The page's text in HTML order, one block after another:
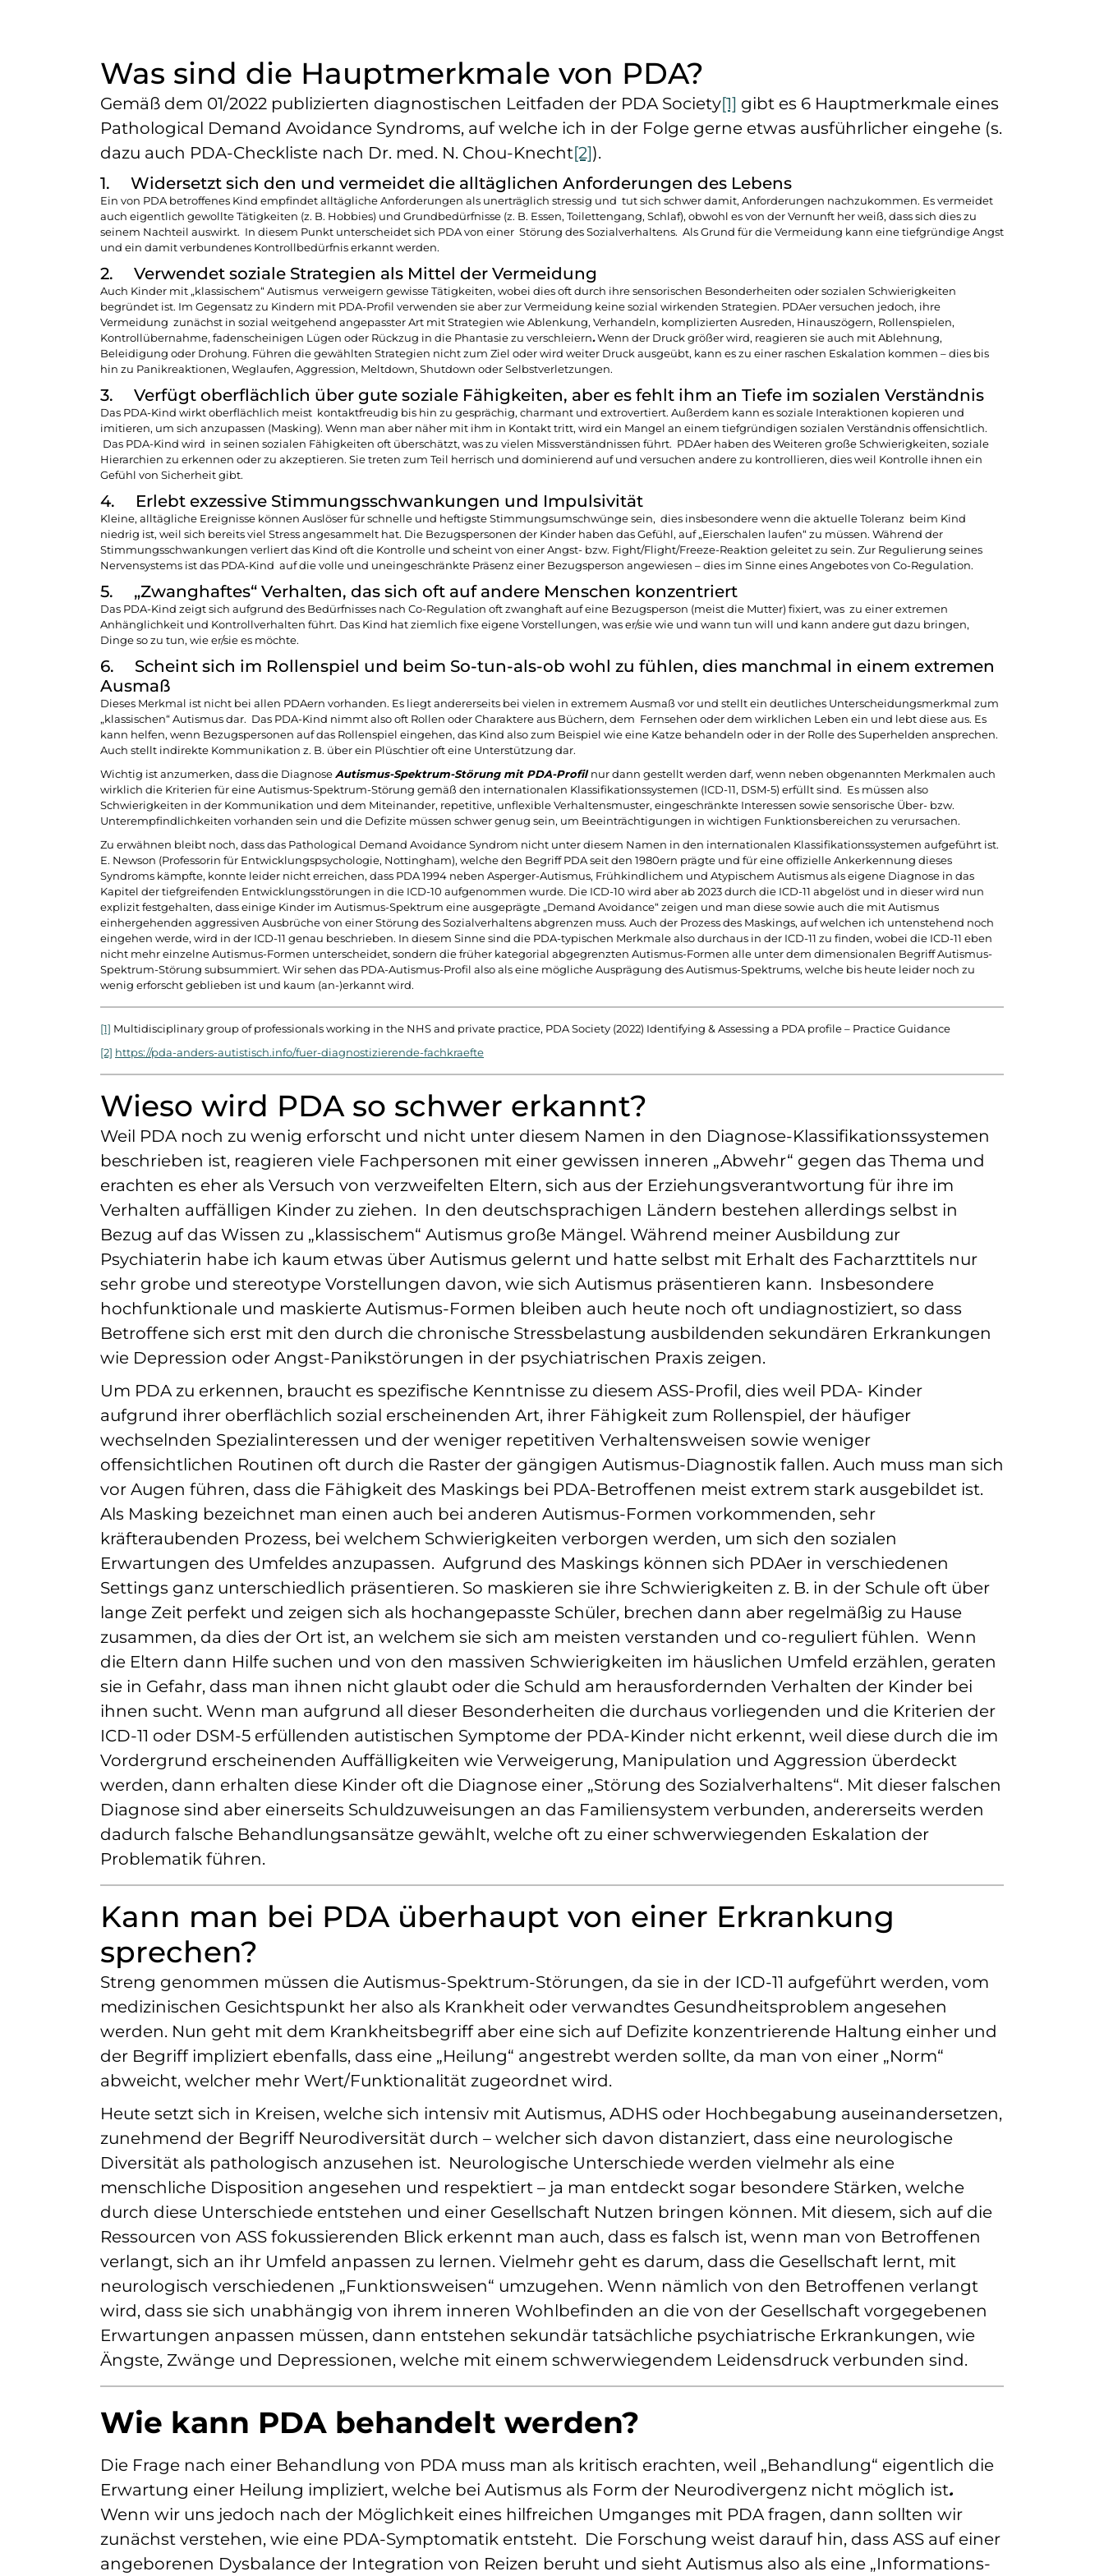
Was sind die Hauptmerkmale von PDA?
Gemäß dem 01/2022 publizierten diagnostischen Leitfaden der PDA Society[1] gibt es 6 Hauptmerkmale eines
Pathological Demand Avoidance Syndroms, auf welche ich in der Folge gerne etwas ausführlicher eingehe (s.
dazu auch PDA-Checkliste nach Dr. med. N. Chou-Knecht[2]).
1. Widersetzt sich den und vermeidet die alltäglichen Anforderungen des Lebens
Ein von PDA betroffenes Kind empfindet alltägliche Anforderungen als unerträglich stressig und tut sich schwer damit, Anforderungen nachzukommen. Es vermeidet
auch eigentlich gewollte Tätigkeiten (z. B. Hobbies) und Grundbedürfnisse (z. B. Essen, Toilettengang, Schlaf), obwohl es von der Vernunft her weiß, dass sich dies zu
seinem Nachteil auswirkt. In diesem Punkt unterscheidet sich PDA von einer Störung des Sozialverhaltens. Als Grund für die Vermeidung kann eine tiefgründige Angst
und ein damit verbundenes Kontrollbedürfnis erkannt werden.
2. Verwendet soziale Strategien als Mittel der Vermeidung
Auch Kinder mit „klassischem“ Autismus verweigern gewisse Tätigkeiten, wobei dies oft durch ihre sensorischen Besonderheiten oder sozialen Schwierigkeiten
begründet ist. Im Gegensatz zu Kindern mit PDA-Profil verwenden sie aber zur Vermeidung keine sozial wirkenden Strategien. PDAer versuchen jedoch, ihre
Vermeidung zunächst in sozial weitgehend angepasster Art mit Strategien wie Ablenkung, Verhandeln, komplizierten Ausreden, Hinauszögern, Rollenspielen,
Kontrollübernahme, fadenscheinigen Lügen oder Rückzug in die Phantasie zu verschleiern.Wenn der Druck größer wird, reagieren sie auch mit Ablehnung,
Beleidigung oder Drohung. Führen die gewählten Strategien nicht zum Ziel oder wird weiter Druck ausgeübt, kann es zu einer raschen Eskalation kommen – dies bis
hin zu Panikreaktionen, Weglaufen, Aggression, Meltdown, Shutdown oder Selbstverletzungen.
3. Verfügt oberflächlich über gute soziale Fähigkeiten, aber es fehlt ihm an Tiefe im sozialen Verständnis
Das PDA-Kind wirkt oberflächlich meist kontaktfreudig bis hin zu gesprächig, charmant und extrovertiert. Außerdem kann es soziale Interaktionen kopieren und
imitieren, um sich anzupassen (Masking). Wenn man aber näher mit ihm in Kontakt tritt, wird ein Mangel an einem tiefgründigen sozialen Verständnis offensichtlich.
Das PDA-Kind wird in seinen sozialen Fähigkeiten oft überschätzt, was zu vielen Missverständnissen führt. PDAer haben des Weiteren große Schwierigkeiten, soziale
Hierarchien zu erkennen oder zu akzeptieren. Sie treten zum Teil herrisch und dominierend auf und versuchen andere zu kontrollieren, dies weil Kontrolle ihnen ein
Gefühl von Sicherheit gibt.
4. Erlebt exzessive Stimmungsschwankungen und Impulsivität
Kleine, alltägliche Ereignisse können Auslöser für schnelle und heftigste Stimmungsumschwünge sein, dies insbesondere wenn die aktuelle Toleranz beim Kind
niedrig ist, weil sich bereits viel Stress angesammelt hat. Die Bezugspersonen der Kinder haben das Gefühl, auf „Eierschalen laufen“ zu müssen. Während der
Stimmungsschwankungen verliert das Kind oft die Kontrolle und scheint von einer Angst- bzw. Fight/Flight/Freeze-Reaktion geleitet zu sein. Zur Regulierung seines
Nervensystems ist das PDA-Kind auf die volle und uneingeschränkte Präsenz einer Bezugsperson angewiesen – dies im Sinne eines Angebotes von Co-Regulation.
5. „Zwanghaftes“ Verhalten, das sich oft auf andere Menschen konzentriert
Das PDA-Kind zeigt sich aufgrund des Bedürfnisses nach Co-Regulation oft zwanghaft auf eine Bezugsperson (meist die Mutter) fixiert, was zu einer extremen
Anhänglichkeit und Kontrollverhalten führt. Das Kind hat ziemlich fixe eigene Vorstellungen, was er/sie wie und wann tun will und kann andere gut dazu bringen,
Dinge so zu tun, wie er/sie es möchte.
6. Scheint sich im Rollenspiel und beim So-tun-als-ob wohl zu fühlen, dies manchmal in einem extremen
Ausmaß
Dieses Merkmal ist nicht bei allen PDAern vorhanden. Es liegt andererseits bei vielen in extremem Ausmaß vor und stellt ein deutliches Unterscheidungsmerkmal zum
„klassischen“ Autismus dar. Das PDA-Kind nimmt also oft Rollen oder Charaktere aus Büchern, dem Fernsehen oder dem wirklichen Leben ein und lebt diese aus. Es
kann helfen, wenn Bezugspersonen auf das Rollenspiel eingehen, das Kind also zum Beispiel wie eine Katze behandeln oder in der Rolle des Superhelden ansprechen.
Auch stellt indirekte Kommunikation z. B. über ein Plüschtier oft eine Unterstützung dar.
Wichtig ist anzumerken, dass die DiagnoseAutismus-Spektrum-Störung mit PDA-Profilnur dann gestellt werden darf, wenn neben obgenannten Merkmalen auch
wirklich die Kriterien für eine Autismus-Spektrum-Störung gemäß den internationalen Klassifikationssystemen (ICD-11, DSM-5) erfüllt sind. Es müssen also
Schwierigkeiten in der Kommunikation und dem Miteinander, repetitive, unflexible Verhaltensmuster, eingeschränkte Interessen sowie sensorische Über- bzw.
Unterempfindlichkeiten vorhanden sein und die Defizite müssen schwer genug sein, um Beeinträchtigungen in wichtigen Funktionsbereichen zu verursachen.
Zu erwähnen bleibt noch, dass das Pathological Demand Avoidance Syndrom nicht unter diesem Namen in den internationalen Klassifikationssystemen aufgeführt ist.
E. Newson (Professorin für Entwicklungspsychologie, Nottingham), welche den Begriff PDA seit den 1980ern prägte und für eine offizielle Ankerkennung dieses
Syndroms kämpfte, konnte leider nicht erreichen, dass PDA 1994 neben Asperger-Autismus, Frühkindlichem und Atypischem Autismus als eigene Diagnose in das
Kapitel der tiefgreifenden Entwicklungsstörungen in die ICD-10 aufgenommen wurde. Die ICD-10 wird aber ab 2023 durch die ICD-11 abgelöst und in dieser wird nun
explizit festgehalten, dass einige Kinder im Autismus-Spektrum eine ausgeprägte „Demand Avoidance“ zeigen und man diese sowie auch die mit Autismus
einhergehenden aggressiven Ausbrüche von einer Störung des Sozialverhaltens abgrenzen muss. Auch der Prozess des Maskings, auf welchen ich untenstehend noch
eingehen werde, wird in der ICD-11 genau beschrieben. In diesem Sinne sind die PDA-typischen Merkmale also durchaus in der ICD-11 zu finden, wobei die ICD-11 eben
nicht mehr einzelne Autismus-Formen unterscheidet, sondern die früher kategorial abgegrenzten Autismus-Formen alle unter dem dimensionalen Begriff Autismus-
Spektrum-Störung subsummiert. Wir sehen das PDA-Autismus-Profil also als eine mögliche Ausprägung des Autismus-Spektrums, welche bis heute leider noch zu
wenig erforscht geblieben ist und kaum (an-)erkannt wird.
[1] Multidisciplinary group of professionals working in the NHS and private practice, PDA Society (2022) Identifying & Assessing a PDA profile – Practice Guidance
[2] https://pda-anders-autistisch.info/fuer-diagnostizierende-fachkraefte
Wieso wird PDA so schwer erkannt?
Weil PDA noch zu wenig erforscht und nicht unter diesem Namen in den Diagnose-Klassifikationssystemen
beschrieben ist, reagieren viele Fachpersonen mit einer gewissen inneren „Abwehr“ gegen das Thema und
erachten es eher als Versuch von verzweifelten Eltern, sich aus der Erziehungsverantwortung für ihre im
Verhalten auffälligen Kinder zu ziehen. In den deutschsprachigen Ländern bestehen allerdings selbst in
Bezug auf das Wissen zu „klassischem“ Autismus große Mängel. Während meiner Ausbildung zur
Psychiaterin habe ich kaum etwas über Autismus gelernt und hatte selbst mit Erhalt des Facharzttitels nur
sehr grobe und stereotype Vorstellungen davon, wie sich Autismus präsentieren kann. Insbesondere
hochfunktionale und maskierte Autismus-Formen bleiben auch heute noch oft undiagnostiziert, so dass
Betroffene sich erst mit den durch die chronische Stressbelastung ausbildenden sekundären Erkrankungen
wie Depression oder Angst-Panikstörungen in der psychiatrischen Praxis zeigen.
Um PDA zu erkennen, braucht es spezifische Kenntnisse zu diesem ASS-Profil, dies weil PDA- Kinder
aufgrund ihrer oberflächlich sozial erscheinenden Art, ihrer Fähigkeit zum Rollenspiel, der häufiger
wechselnden Spezialinteressen und der weniger repetitiven Verhaltensweisen sowie weniger
offensichtlichen Routinen oft durch die Raster der gängigen Autismus-Diagnostik fallen. Auch muss man sich
vor Augen führen, dass die Fähigkeit des Maskings bei PDA-Betroffenen meist extrem stark ausgebildet ist.
Als Masking bezeichnet man einen auch bei anderen Autismus-Formen vorkommenden, sehr
kräfteraubenden Prozess, bei welchem Schwierigkeiten verborgen werden, um sich den sozialen
Erwartungen des Umfeldes anzupassen. Aufgrund des Maskings können sich PDAer in verschiedenen
Settings ganz unterschiedlich präsentieren. So maskieren sie ihre Schwierigkeiten z. B. in der Schule oft über
lange Zeit perfekt und zeigen sich als hochangepasste Schüler, brechen dann aber regelmäßig zu Hause
zusammen, da dies der Ort ist, an welchem sie sich am meisten verstanden und co-reguliert fühlen. Wenn
die Eltern dann Hilfe suchen und von den massiven Schwierigkeiten im häuslichen Umfeld erzählen, geraten
sie in Gefahr, dass man ihnen nicht glaubt oder die Schuld am herausfordernden Verhalten der Kinder bei
ihnen sucht. Wenn man aufgrund all dieser Besonderheiten die durchaus vorliegenden und die Kriterien der
ICD-11 oder DSM-5 erfüllenden autistischen Symptome der PDA-Kinder nicht erkennt, weil diese durch die im
Vordergrund erscheinenden Auffälligkeiten wie Verweigerung, Manipulation und Aggression überdeckt
werden, dann erhalten diese Kinder oft die Diagnose einer „Störung des Sozialverhaltens“. Mit dieser falschen
Diagnose sind aber einerseits Schuldzuweisungen an das Familiensystem verbunden, andererseits werden
dadurch falsche Behandlungsansätze gewählt, welche oft zu einer schwerwiegenden Eskalation der
Problematik führen.
Kann man bei PDA überhaupt von einer Erkrankung
sprechen?
Streng genommen müssen die Autismus-Spektrum-Störungen, da sie in der ICD-11 aufgeführt werden, vom
medizinischen Gesichtspunkt her also als Krankheit oder verwandtes Gesundheitsproblem angesehen
werden. Nun geht mit dem Krankheitsbegriff aber eine sich auf Defizite konzentrierende Haltung einher und
der Begriff impliziert ebenfalls, dass eine „Heilung“ angestrebt werden sollte, da man von einer „Norm“
abweicht, welcher mehr Wert/Funktionalität zugeordnet wird.
Heute setzt sich in Kreisen, welche sich intensiv mit Autismus, ADHS oder Hochbegabung auseinandersetzen,
zunehmend der Begriff Neurodiversität durch – welcher sich davon distanziert, dass eine neurologische
Diversität als pathologisch anzusehen ist. Neurologische Unterschiede werden vielmehr als eine
menschliche Disposition angesehen und respektiert – ja man entdeckt sogar besondere Stärken, welche
durch diese Unterschiede entstehen und einer Gesellschaft Nutzen bringen können. Mit diesem, sich auf die
Ressourcen von ASS fokussierenden Blick erkennt man auch, dass es falsch ist, wenn man von Betroffenen
verlangt, sich an ihr Umfeld anpassen zu lernen. Vielmehr geht es darum, dass die Gesellschaft lernt, mit
neurologisch verschiedenen „Funktionsweisen“ umzugehen. Wenn nämlich von den Betroffenen verlangt
wird, dass sie sich unabhängig von ihrem inneren Wohlbefinden an die von der Gesellschaft vorgegebenen
Erwartungen anpassen müssen, dann entstehen sekundär tatsächliche psychiatrische Erkrankungen, wie
Ängste, Zwänge und Depressionen, welche mit einem schwerwiegendem Leidensdruck verbunden sind.
Wie kann PDA behandelt werden?
Die Frage nach einer Behandlung von PDA muss man als kritisch erachten, weil „Behandlung“ eigentlich die
Erwartung einer Heilung impliziert, welche bei Autismus als Form der Neurodivergenz nicht möglich ist.
Wenn wir uns jedoch nach der Möglichkeit eines hilfreichen Umganges mit PDA fragen, dann sollten wir
zunächst verstehen, wie eine PDA-Symptomatik entsteht. Die Forschung weist darauf hin, dass ASS auf einer
angeborenen Dysbalance der Integration von Reizen beruht und sieht Autismus also als eine „Informations-